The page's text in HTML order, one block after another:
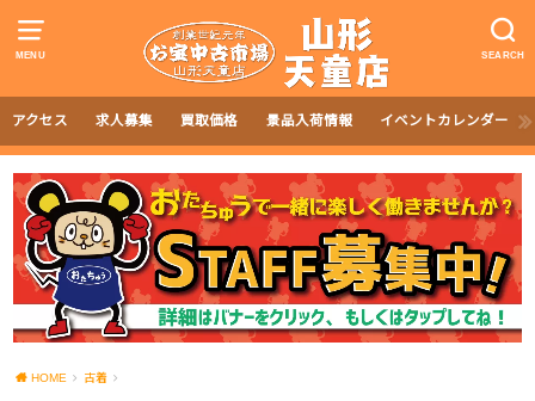
MENU SEARCH
アクセス 求人募集 買取価格 景品入荷情報 イベントカレンダー
HOME 古着